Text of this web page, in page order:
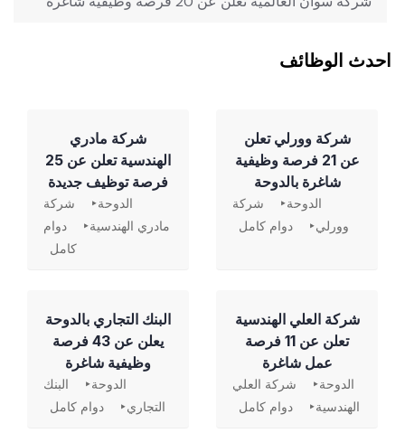
احدث الوظائف
شركة وورلي تعلن
عن 21 فرصة وظيفية
شاغرة بالدوحة
الدوحة
شركة
وورلي
دوام كامل
شركة مادري
الهندسية تعلن عن 25
فرصة توظيف جديدة
الدوحة
شركة
مادري الهندسية
دوام
كامل
شركة العلي الهندسية
تعلن عن 11 فرصة
عمل شاغرة
الدوحة
شركة العلي
الهندسية
دوام كامل
‏البنك التجاري بالدوحة
يعلن عن 43 فرصة
وظيفية شاغرة
الدوحة
البنك
التجاري
دوام كامل